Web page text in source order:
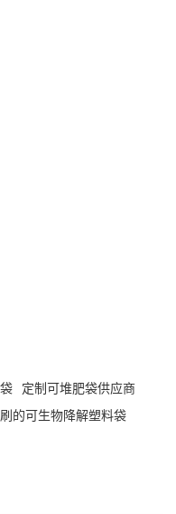
定制可堆肥袋供应商
的可生物降解塑料袋